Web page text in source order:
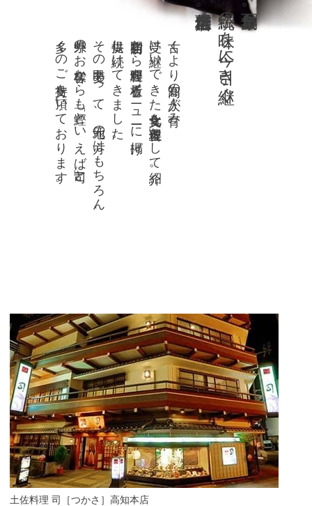
土佐料理 司［つかさ］高知本店
創業百年。
伝統の味を今に引き継ぐ
老舗土佐料理店。
古くより高知の人々が育み、
受け継いできた食文化を「土佐料理」として紹介。
開店当初から鰹料理を看板メニューに掲げ、
提供し続けてきました。
その甲斐あって、地元の方はもちろん、
県外のお客様からも「鰹といえば司」と、
多くのご支持を頂いております。